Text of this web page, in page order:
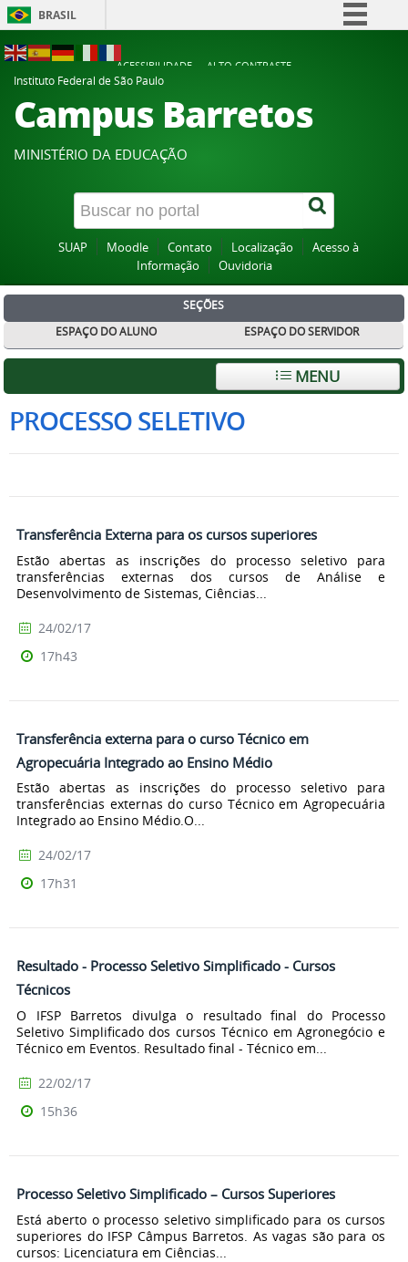
BRASIL
Participe
Acesso à informação
Canais
ACESSIBILIDADE
ALTO CONTRASTE
Instituto Federal de São Paulo
Campus Barretos
MINISTÉRIO DA EDUCAÇÃO
SUAP Moodle Contato Localização
Acesso à
Informação
Ouvidoria
SEÇÕES
ESPAÇO DO ALUNO
ESPAÇO DO SERVIDOR
MENU
PROCESSO SELETIVO
Transferência Externa para os cursos superiores
Estão abertas as inscrições do processo seletivo para
transferências externas dos cursos de Análise e
Desenvolvimento de Sistemas, Ciências...
24/02/17
17h43
Transferência externa para o curso Técnico em
Agropecuária Integrado ao Ensino Médio
Estão abertas as inscrições do processo seletivo para
transferências externas do curso Técnico em Agropecuária
Integrado ao Ensino Médio.O...
24/02/17
17h31
Resultado - Processo Seletivo Simplificado - Cursos
Técnicos
O IFSP Barretos divulga o resultado final do Processo
Seletivo Simplificado dos cursos Técnico em Agronegócio e
Técnico em Eventos. Resultado final - Técnico em...
22/02/17
15h36
Processo Seletivo Simplificado – Cursos Superiores
Está aberto o processo seletivo simplificado para os cursos
superiores do IFSP Câmpus Barretos. As vagas são para os
cursos: Licenciatura em Ciências...